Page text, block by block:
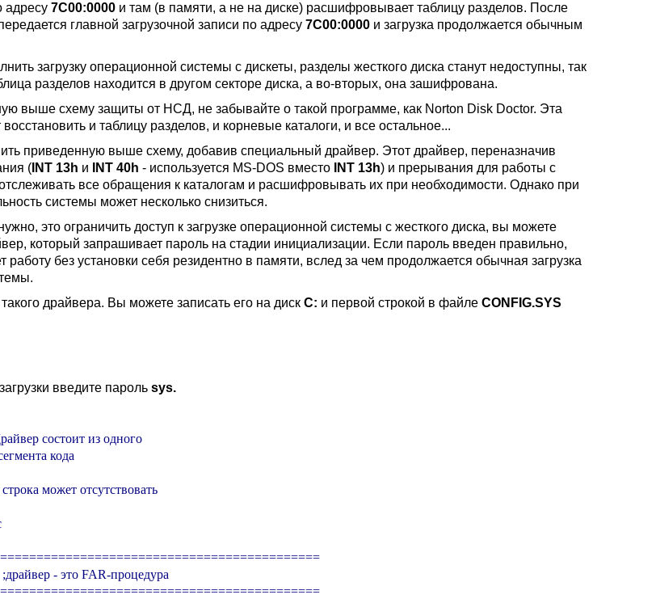
адресу 7C00:0000 и там (в памяти, а не на диске) расшифровывает таблицу разделов. После
главной загрузочной записи по адресу 7C00:0000 и загрузка продолжается обычным
загрузку операционной системы с дискеты, разделы жесткого диска станут недоступны, так
разделов находится в другом секторе диска, а во-вторых, она зашифрована.
выше схему защиты от НСД, не забывайте о такой программе, как Norton Disk Doctor. Эта
и таблицу разделов, и корневые каталоги, и все остальное...
приведенную выше схему, добавив специальный драйвер. Этот драйвер, переназначив
( INT 13h и INT 40h - используется MS-DOS вместо INT 13h) и прерывания для работы с
отслеживать все обращения к каталогам и расшифровывать их при необходимости. Однако при
системы может несколько снизиться.
это ограничить доступ к загрузке операционной системы с жесткого диска, вы можете
который запрашивает пароль на стадии инициализации. Если пароль введен правильно,
работу без установки себя резидентно в памяти, вслед за чем продолжается обычная загрузка
драйвера. Вы можете записать его на диск С: и первой строкой в файле CONFIG.SYS
введите пароль sys.
Драйвер состоит из одного
; сегмента кода
Эта строка может отсутствовать
- это FAR-процедура